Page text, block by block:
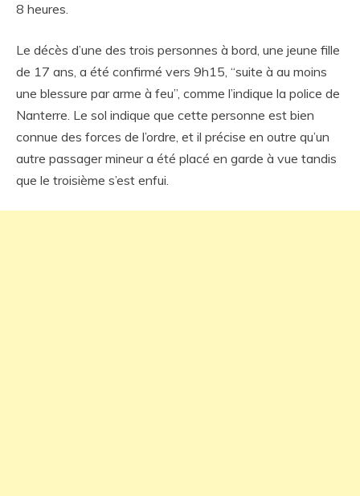
8 heures.
Le décès d’une des trois personnes à bord, une jeune fille
de 17 ans, a été confirmé vers 9h15, “suite à au moins
une blessure par arme à feu”, comme l’indique la police de
Nanterre. Le sol indique que cette personne est bien
connue des forces de l’ordre, et il précise en outre qu’un
autre passager mineur a été placé en garde à vue tandis
que le troisième s’est enfui.